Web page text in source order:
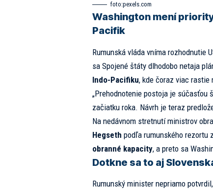
foto:pexels.com
Washington mení
Pacifik
Rumunská vláda vníma rozhodnutie
sa Spojené štáty dlhodobo netaja
Indo-Pacifiku, kde čoraz viac rastie
„Prehodnotenie postoja je súčasťou
začiatku roka. Návrh je teraz
Na nedávnom stretnutí ministrov
Hegseth podľa rumunského rezortu
obranné kapacity, a preto sa
Dotkne sa to aj
Rumunský minister nepriamo